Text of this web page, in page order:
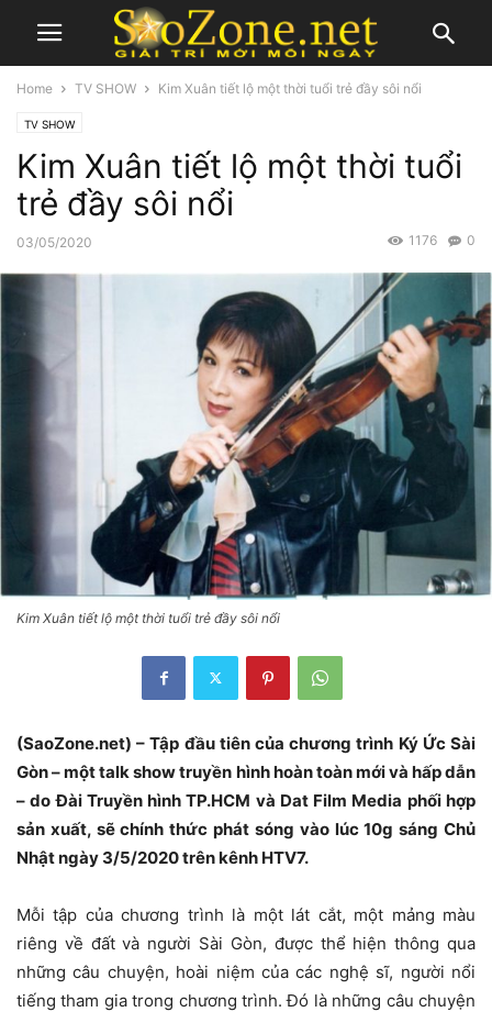
Home TV SHOW Kim Xuân tiết lộ một thời tuổi trẻ đầy sôi nổi
TV SHOW
Kim Xuân tiết lộ một thời tuổi
trẻ đầy sôi nổi
03/05/2020 0
1176
Kim Xuân tiết lộ một thời tuổi trẻ đầy sôi nổi
(SaoZone.net) – Tập đầu tiên của chương trình Ký Ức Sài
Gòn – một talk show truyền hình hoàn toàn mới và hấp dẫn
– do Đài Truyền hình TP.HCM và Dat Film Media phối hợp
sản xuất, sẽ chính thức phát sóng vào lúc 10g sáng Chủ
Nhật ngày 3/5/2020 trên kênh HTV7.
Mỗi tập của chương trình là một lát cắt, một mảng màu
riêng về đất và người Sài Gòn, được thể hiện thông qua
những câu chuyện, hoài niệm của các nghệ sĩ, người nổi
tiếng tham gia trong chương trình. Đó là những câu chuyện